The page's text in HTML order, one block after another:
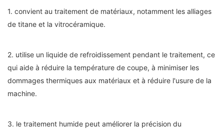
1. convient au traitement de matériaux, notamment les alliages
de titane et la vitrocéramique.
2. utilise un liquide de refroidissement pendant le traitement, ce
qui aide à réduire la température de coupe, à minimiser les
dommages thermiques aux matériaux et à réduire l'usure de la
machine.
3. le traitement humide peut améliorer la précision du